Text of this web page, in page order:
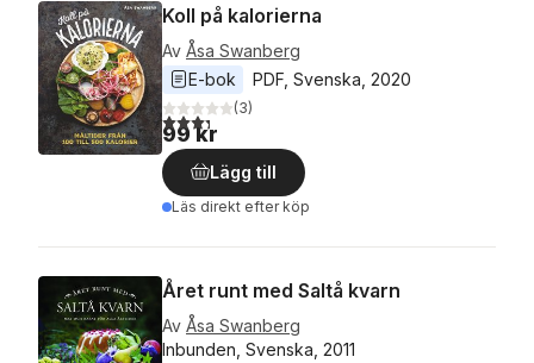
Koll på kalorierna
Av Åsa Swanberg
E-bok
PDF Svenska 2020
3,3utav 5 stjärnor. Totalt antal röster:
(3)
99 kr
Lägg till
Läs direkt efter köp
Året runt med Saltå kvarn
Av Åsa Swanberg
Inbunden, Svenska, 2011